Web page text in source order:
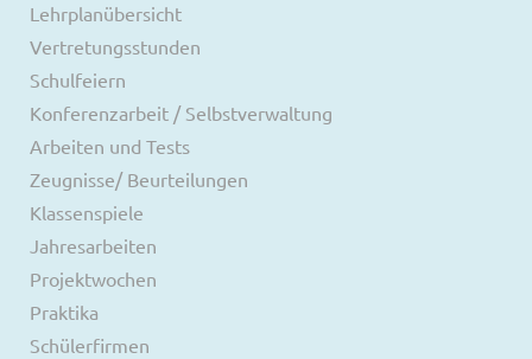
Lehrplanübersicht
Vertretungsstunden
Schulfeiern
Konferenzarbeit / Selbstverwaltung
Arbeiten und Tests
Zeugnisse/ Beurteilungen
Klassenspiele
Jahresarbeiten
Projektwochen
Praktika
Schülerfirmen